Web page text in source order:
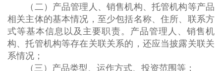
（二）产品管理人、销售机构、托管机构等产品
相关主体的基本情况，至少包括名称、住所、联系方
式等基本信息以及主要职责。产品管理人、销售机
构、托管机构等存在关联关系的，还应当披露关联关
系情况；
（三）产品类型、运作方式、投资范围等；